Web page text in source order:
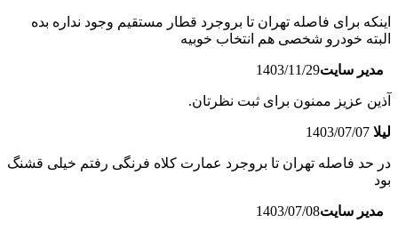
اینکه برای فاصله تهران تا بروجرد قطار مستقیم وجود نداره بده
البته خودرو شخصی هم انتخاب خوبیه
مدیر سایت1403/11/29
آذین عزیز ممنون برای ثبت نظرتان.
لیلا 1403/07/07
در حد فاصله تهران تا بروجرد عمارت کلاه فرنگی رفتم خیلی قشنگ
بود
مدیر سایت1403/07/08